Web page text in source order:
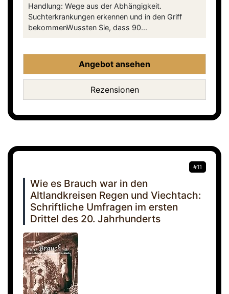
Handlung: Wege aus der Abhängigkeit.
Suchterkrankungen erkennen und in den Griff
bekommenWussten Sie, dass 90...
Angebot ansehen
Rezensionen
#11
Wie es Brauch war in den
Altlandkreisen Regen und Viechtach:
Schriftliche Umfragen im ersten
Drittel des 20. Jahrhunderts